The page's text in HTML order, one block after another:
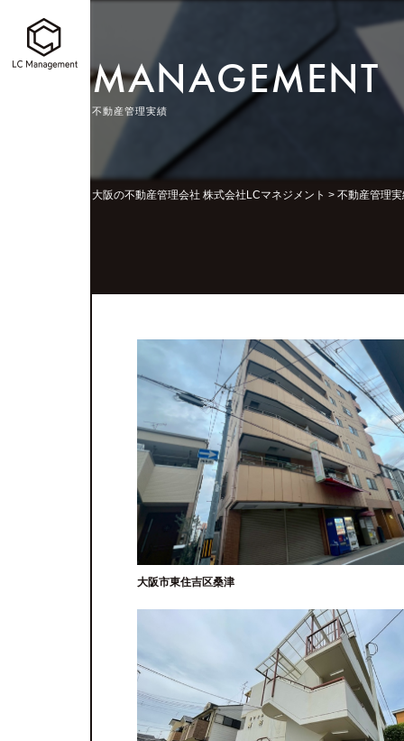
MANAGEMENT
不動産管理実績
大阪の不動産管理会社 株式会社LCマネジメント > 不動産管理
大阪市東住吉区桑津